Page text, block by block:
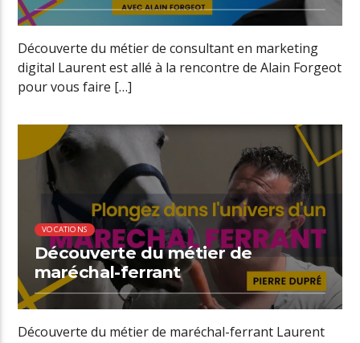
Découverte du métier de consultant en marketing
digital Laurent est allé à la rencontre de Alain Forgeot
pour vous faire […]
00:37 READ TIME
VOCATIONS
Découverte du métier de
maréchal-ferrant
Découverte du métier de maréchal-ferrant Laurent